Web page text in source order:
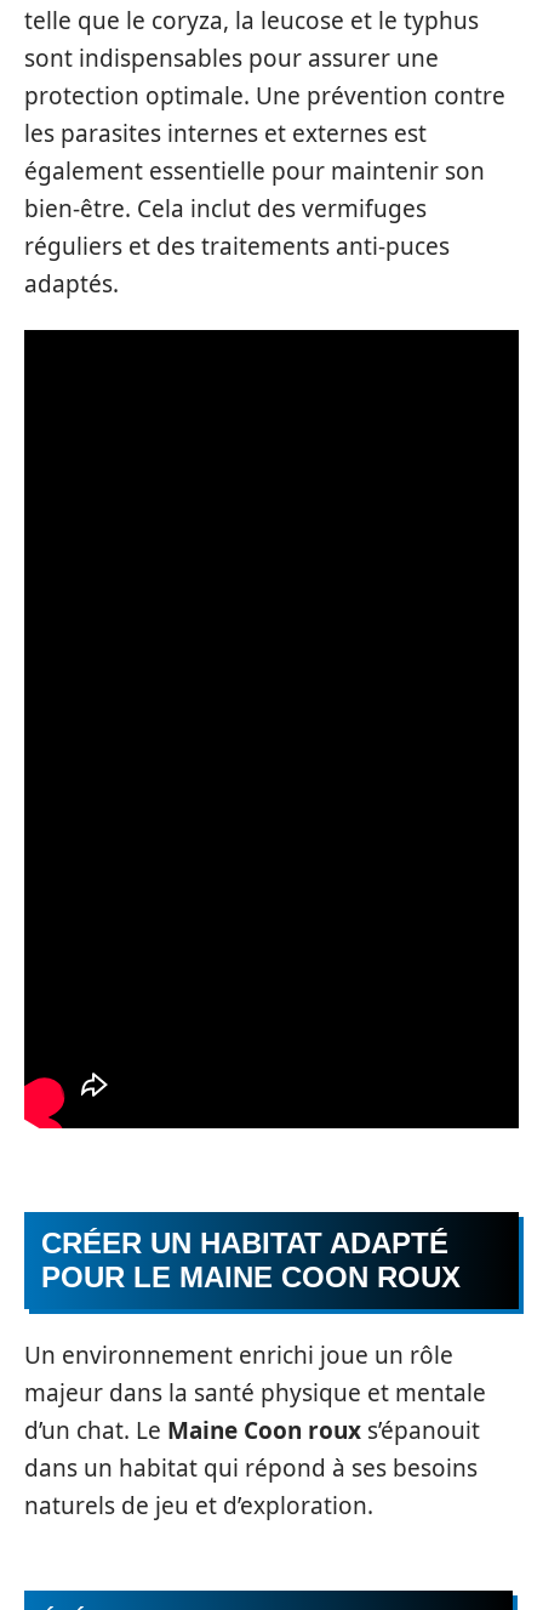
telle que le coryza, la leucose et le typhus
sont indispensables pour assurer une
protection optimale. Une prévention contre
les parasites internes et externes est
également essentielle pour maintenir son
bien-être. Cela inclut des vermifuges
réguliers et des traitements anti-puces
adaptés.
CRÉER UN HABITAT ADAPTÉ
POUR LE MAINE COON ROUX
Un environnement enrichi joue un rôle
majeur dans la santé physique et mentale
d’un chat. Le Maine Coon roux s’épanouit
dans un habitat qui répond à ses besoins
naturels de jeu et d’exploration.